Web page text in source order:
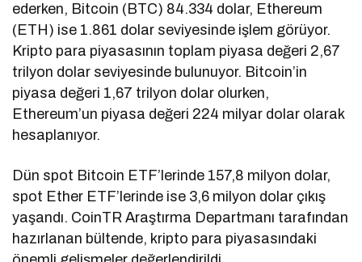
ederken, Bitcoin (BTC) 84.334 dolar, Ethereum
(ETH) ise 1.861 dolar seviyesinde işlem görüyor.
Kripto para piyasasının toplam piyasa değeri 2,67
trilyon dolar seviyesinde bulunuyor. Bitcoin’in
piyasa değeri 1,67 trilyon dolar olurken,
Ethereum’un piyasa değeri 224 milyar dolar olarak
hesaplanıyor.
Dün spot Bitcoin ETF’lerinde 157,8 milyon dolar,
spot Ether ETF’lerinde ise 3,6 milyon dolar çıkış
yaşandı. CoinTR Araştırma Departmanı tarafından
hazırlanan bültende, kripto para piyasasındaki